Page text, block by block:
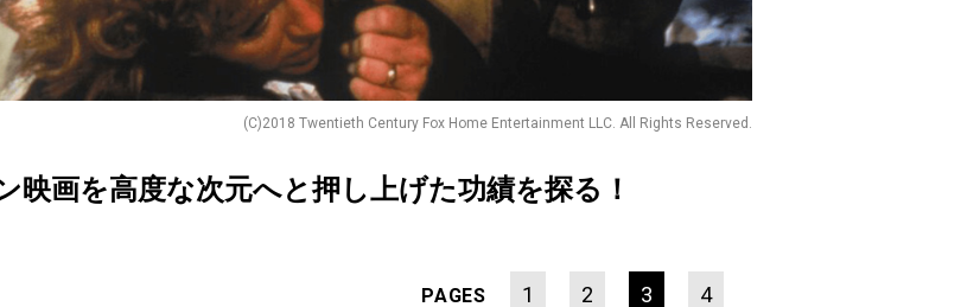
(C)2018 Twentieth Century Fox Home Entertainment LLC. All Rights Reserved.
映画を高度な次元へと押し上げた功績を探る！
PAGES 1 2 3 4